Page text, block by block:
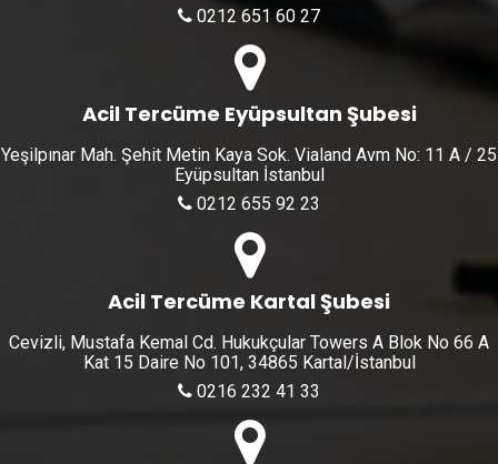
0212 651 60 27
Acil Tercüme Eyüpsultan Şubesi
Yeşilpınar Mah. Şehit Metin Kaya Sok. Vialand Avm No: 11 A / 25
Eyüpsultan İstanbul
0212 655 92 23
Acil Tercüme Kartal Şubesi
Cevizli, Mustafa Kemal Cd. Hukukçular Towers A Blok No 66 A
Kat 15 Daire No 101, 34865 Kartal/İstanbul
0216 232 41 33